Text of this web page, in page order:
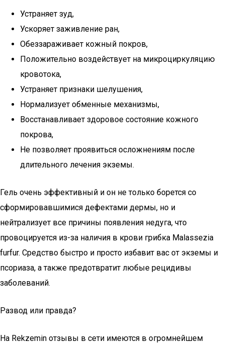
Устраняет зуд,
Ускоряет заживление ран,
Обеззараживает кожный покров,
Положительно воздействует на микроциркуляцию
кровотока,
Устраняет признаки шелушения,
Нормализует обменные механизмы,
Восстанавливает здоровое состояние кожного
покрова,
Не позволяет проявиться осложнениям после
длительного лечения экземы.
Гель очень эффективный и он не только борется со
сформировавшимися дефектами дермы, но и
нейтрализует все причины появления недуга, что
провоцируется из-за наличия в крови грибка Malassezia
furfur. Средство быстро и просто избавит вас от экземы и
псориаза, а также предотвратит любые рецидивы
заболеваний.
Развод или правда?
На Rekzemin отзывы в сети имеются в огромнейшем